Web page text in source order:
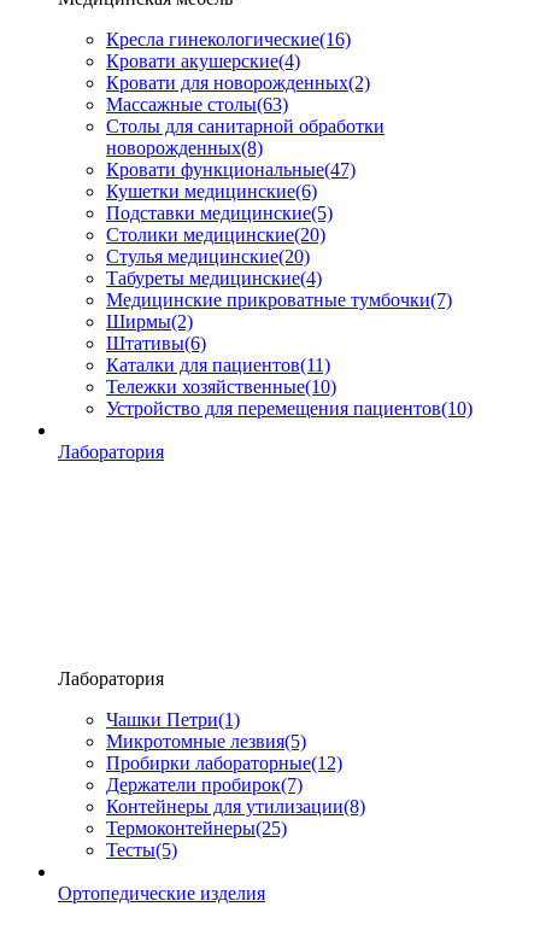
Кресла гинекологические(16)
Кровати акушерские(4)
Кровати для новорожденных(2)
Массажные столы(63)
Столы для санитарной обработки
новорожденных(8)
Кровати функциональные(47)
Кушетки медицинские(6)
Подставки медицинские(5)
Столики медицинские(20)
Стулья медицинские(20)
Табуреты медицинские(4)
Медицинские прикроватные тумбочки(7)
Ширмы(2)
Штативы(6)
Каталки для пациентов(11)
Тележки хозяйственные(10)
Устройство для перемещения пациентов(10)
Лаборатория
Лаборатория
Чашки Петри(1)
Микротомные лезвия(5)
Пробирки лабораторные(12)
Держатели пробирок(7)
Контейнеры для утилизации(8)
Термоконтейнеры(25)
Тесты(5)
Ортопедические изделия